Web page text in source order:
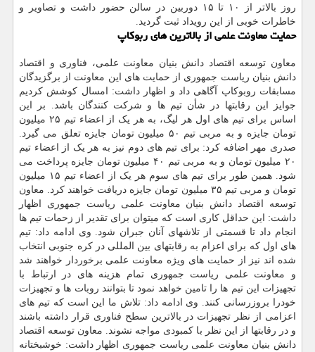
روز بالاتر از ۱۰ تا ۱۵ دوربین در سالن حضور داشت و تصاویر و
خاطرات خوبی از این رویداد ثبت گردید.
حمایت معاونت علمی از بالاترین های ربوکاپ
معاون توسعه اقتصاد دانش بنیان معاونت علمی، فناوری و اقتصاد
دانش بنیان ریاست جمهوری از حمایت های این معاونت از برگزیدگان
مسابقات روبوکاپ آگاهی داد و اظهار داشت: امسال کوشش کردیم
جوایز این رقابتها در شأن تیم ها و شرکت کنندگان باشد. بر این
اساس برای تیم های اول هر لیگ، به هر یک از اعضاء تیم ۲۵ میلیون
تومان جایزه و به مربی تیم ۵۰ میلیون تومان جایزه تعلق می گیرد.
صدری مهر اضافه کرد: برای تیم های دوم نیز به هر یک از اعضاء تیم
۲۰ میلیون تومان و به مربی تیم ۴۰ میلیون تومان جایزه پرداخت می
شود. همین طور برای تیم های سوم هر یک از اعضاء تیم ۱۵ میلیون
تومان و مربی تیم ۳۵ میلیون تومان جایزه دریافت خواهند کرد. معاون
توسعه اقتصاد دانش بنیان معاونت علمی ریاست جمهوری اظهار
داشت: این حداقل کاری است که میتوان برای تقدیر از زحمات تیم ها
انجام داد تا قسمتی از تلاشهای آنان جبران شود. وی ادامه داد: تیم
های اول که برای اعزام به رقابتهای بین المللی در کره جنوبی انتخاب
شده اند نیز از حمایت های ویژه معاونت علمی برخوردار خواهند شد
و معاونت علمی ریاست جمهوری تمام هزینه های در ارتباط با
تجهیزات این تیم ها را تامین خواهد نمود تا بتوانند روبات ها و تجهیزات
خودرا بروزرسانی کنند. وی ادامه داد: تلاش ما این است که تیم های
اعزامی از نظر تجهیزات در بالاترین سطح فناوری قرار داشته باشند
و در رقابتها از این نظر با کمبودی مواجه نشوند. معاون توسعه اقتصاد
دانش بنیان معاونت علمی ریاست جمهوری اظهار داشت: خوشبختانه